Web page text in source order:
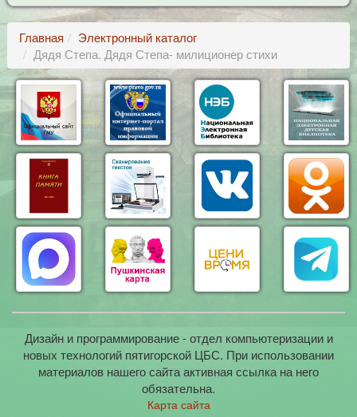
Главная
Электронный каталог
Дядя Степа. Дядя Степа- милиционер стихи
Дизайн и программирование - отдел компьютеризации и
новых технологий пятигорской ЦБС. При использовании
материалов нашего сайта активная ссылка на него
обязательна.
Карта сайта